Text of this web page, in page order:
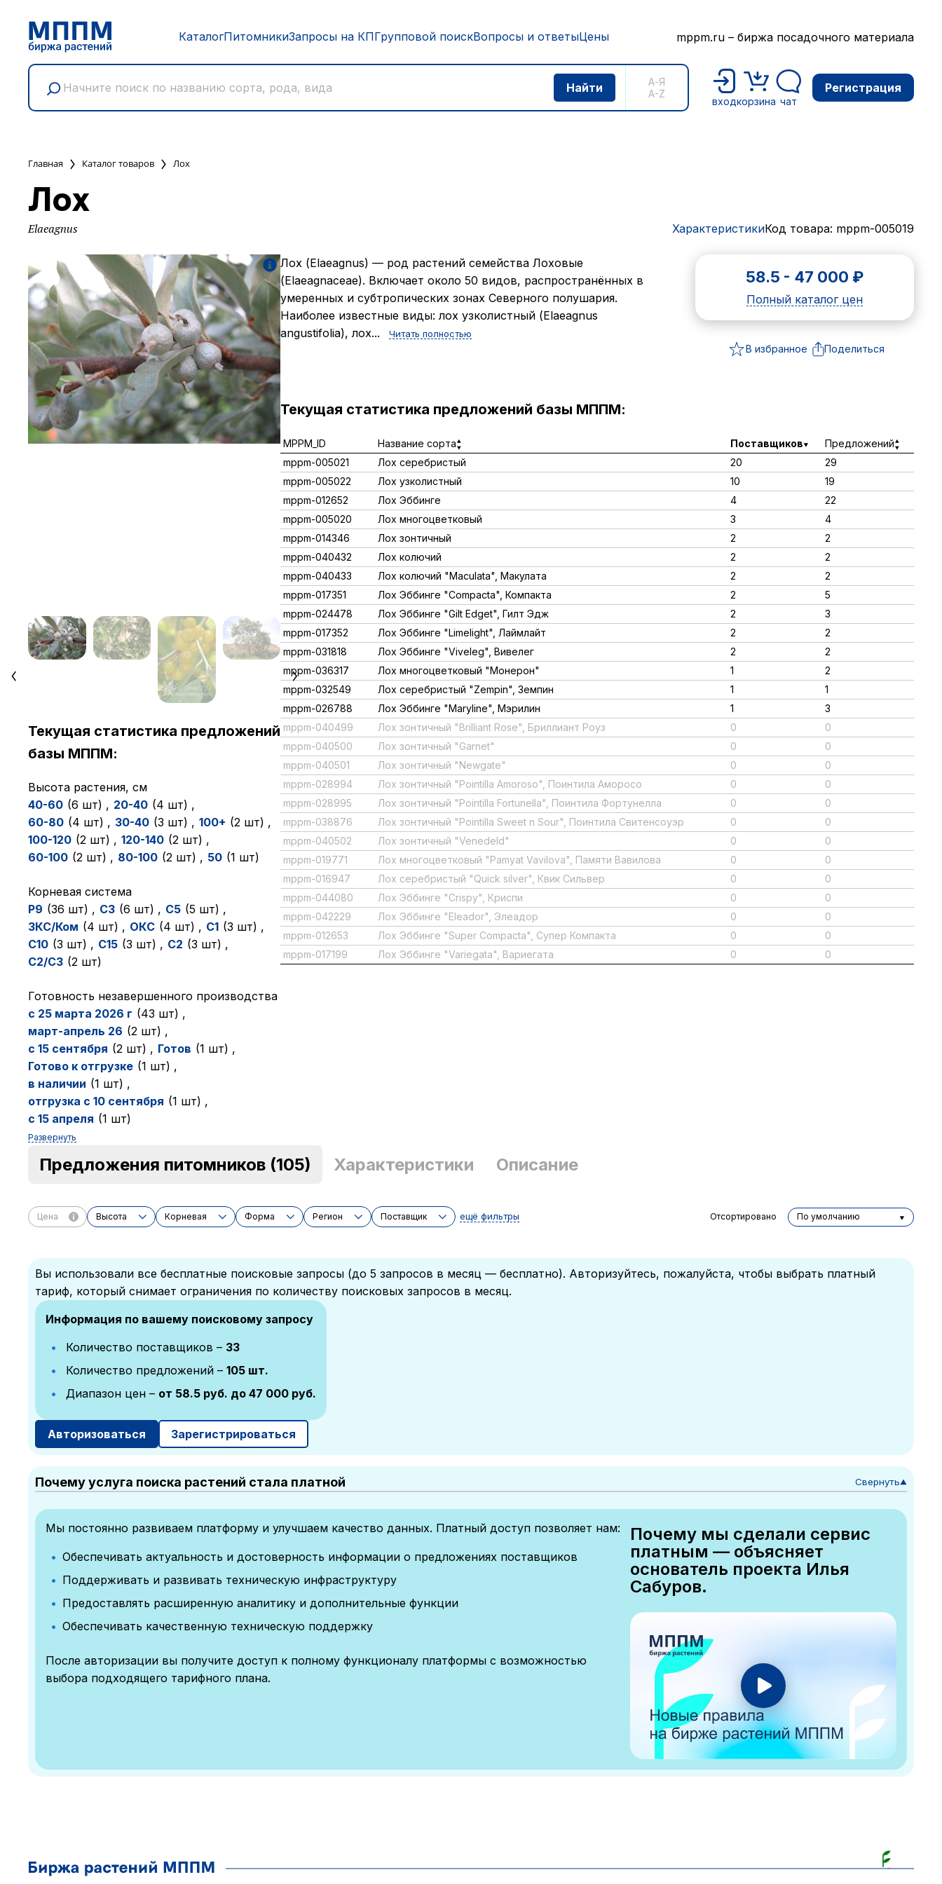
КаталогПитомникиЗапросы на КПГрупповой поискВопросы и ответыЦены mppm.ru – биржа посадочного материала
А-Я
A-Z
входкорзина чат
Регистрация
Главная Каталог товаров Лох
Лох
Elaeagnus ХарактеристикиКод товара: mppm-005019
Текущая статистика предложений
базы МППМ:
Высота растения, см
40-60 (6 шт) , 20-40 (4 шт) ,
60-80 (4 шт) , 30-40 (3 шт) , 100+ (2 шт) ,
100-120 (2 шт) , 120-140 (2 шт) ,
60-100 (2 шт) , 80-100 (2 шт) , 50 (1 шт)
Корневая система
P9 (36 шт) , C3 (6 шт) , C5 (5 шт) ,
ЗКC/Ком (4 шт) , ОКC (4 шт) , C1 (3 шт) ,
C10 (3 шт) , C15 (3 шт) , C2 (3 шт) ,
C2/C3 (2 шт)
Готовность незавершенного производства
с 25 марта 2026 г (43 шт) ,
март-апрель 26 (2 шт) ,
с 15 сентября (2 шт) , Готов (1 шт) ,
Готово к отгрузке (1 шт) ,
в наличии (1 шт) ,
отгрузка с 10 сентября (1 шт) ,
с 15 апреля (1 шт)
Развернуть
Лох (Elaeagnus) — род растений семейства Лоховые
(Elaeagnaceae). Включает около 50 видов, распространённых в
умеренных и субтропических зонах Северного полушария.
Наиболее известные виды: лох узколистный (Elaeagnus
angustifolia), лох...
Читать полностью
58.5 - 47 000 ₽
Полный каталог цен
В избранное Поделиться
Текущая статистика предложений базы МППМ:
MPPM_ID Название сорта Поставщиков
Предложений
mppm-005021
Лох серебристый 20
29
mppm-005022
Лох узколистный 10
19
mppm-012652
Лох Эббинге 4
22
mppm-005020
Лох многоцветковый 3
4
mppm-014346
Лох зонтичный 2
2
mppm-040432
Лох колючий 2
2
mppm-040433
Лох колючий "Maculata", Макулата 2
2
mppm-017351
Лох Эббинге "Compacta", Компакта 2
5
mppm-024478
Лох Эббинге "Gilt Edget", Гилт Эдж 2
3
mppm-017352
Лох Эббинге "Limelight", Лаймлайт 2
2
mppm-031818
Лох Эббинге "Viveleg", Вивелег 2
2
mppm-036317
Лох многоцветковый "Монерон" 1
2
mppm-032549
Лох серебристый "Zempin", Земпин 1
1
mppm-026788
Лох Эббинге "Maryline", Мэрилин 1
3
mppm-040499
Лох зонтичный "Brilliant Rose", Бриллиант Роуз 0
0
mppm-040500
Лох зонтичный "Garnet" 0
0
mppm-040501
Лох зонтичный "Newgate" 0
0
mppm-028994
Лох зонтичный "Pointilla Amoroso", Поинтила Аморосо 0
0
mppm-028995
Лох зонтичный "Pointilla Fortunella", Поинтила Фортунелла 0
0
mppm-038876
Лох зонтичный "Pointilla Sweet n Sour", Поинтила Свитенсоуэр 0
0
mppm-040502
Лох зонтичный "Venedeld" 0
0
mppm-019771
Лох многоцветковый "Pamyat Vavilova", Памяти Вавилова 0
0
mppm-016947
Лох серебристый "Quick silver", Квик Сильвер 0
0
mppm-044080
Лох Эббинге "Crispy", Криспи 0
0
mppm-042229
Лох Эббинге "Eleador", Элеадор 0
0
mppm-012653
Лох Эббинге "Super Compacta", Супер Компакта 0
0
mppm-017199
Лох Эббинге "Variegata", Вариегата 0 0
Предложения питомников (105) Характеристики Описание
Цена Высота Корневая Форма Регион Поставщик ещё фильтры Отсортировано По умолчанию
Вы использовали все бесплатные поисковые запросы (до 5 запросов в месяц — бесплатно). Авторизуйтесь, пожалуйста, чтобы выбрать платный
тариф, который снимает ограничения по количеству поисковых запросов в месяц.
Информация по вашему поисковому запросу
Количество поставщиков – 33
Количество предложений – 105 шт.
Диапазон цен – от 58.5 руб. до 47 000 руб.
Авторизоваться Зарегистрироваться
Почему услуга поиска растений стала платной Свернуть▼
Мы постоянно развиваем платформу и улучшаем качество данных. Платный доступ позволяет нам:
Обеспечивать актуальность и достоверность информации о предложениях поставщиков
Поддерживать и развивать техническую инфраструктуру
Предоставлять расширенную аналитику и дополнительные функции
Обеспечивать качественную техническую поддержку
После авторизации вы получите доступ к полному функционалу платформы с возможностью
выбора подходящего тарифного плана.
Почему мы сделали сервис
платным — объясняет
основатель проекта Илья
Сабуров.